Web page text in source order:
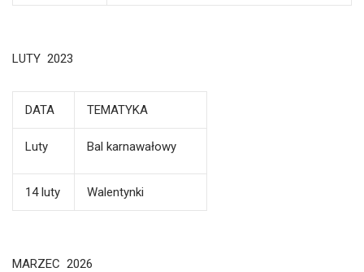
LUTY 2023
DATA TEMATYKA
Luty Bal karnawałowy
14 luty Walentynki
MARZEC 2026